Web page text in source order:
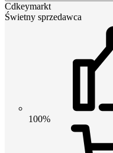
Cdkeymarkt
Świetny sprzedawca
100%